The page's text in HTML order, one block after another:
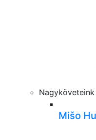
Nagyköveteink
Mišo